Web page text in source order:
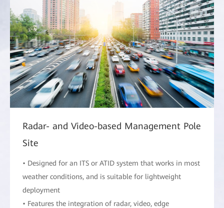
Radar- and Video-based Management Pole
Site
• Designed for an ITS or ATID system that works in most
weather conditions, and is suitable for lightweight
deployment
• Features the integration of radar, video, edge